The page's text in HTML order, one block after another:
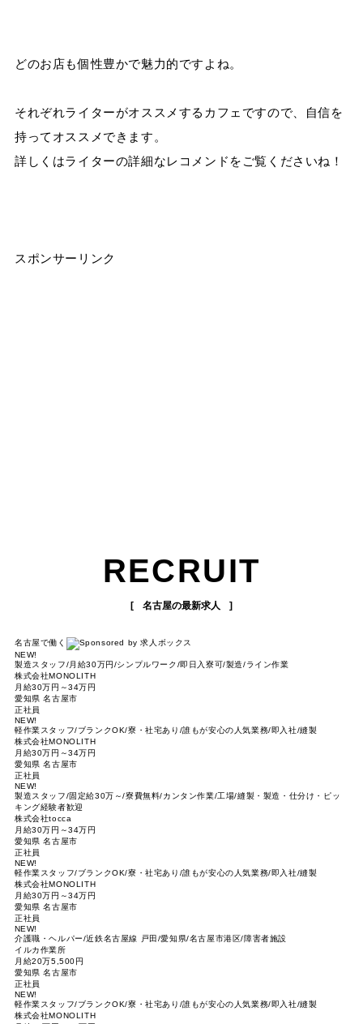
どのお店も個性豊かで魅力的ですよね。
それぞれライターがオススメするカフェですので、自信を
持ってオススメできます。
詳しくはライターの詳細なレコメンドをご覧くださいね！
スポンサーリンク
RECRUIT
名古屋の最新求人
名古屋で働く
NEW!
製造スタッフ/月給30万円/シンプルワーク/即日入寮可/製造/ライン作業
株式会社MONOLITH
月給30万円～34万円
愛知県 名古屋市
正社員
NEW!
軽作業スタッフ/ブランクOK/寮・社宅あり/誰もが安心の人気業務/即入社/縫製
株式会社MONOLITH
月給30万円～34万円
愛知県 名古屋市
正社員
NEW!
製造スタッフ/固定給30万～/寮費無料/カンタン作業/工場/縫製・製造・仕分け・ピッ
キング経験者歓迎
株式会社tocca
月給30万円～34万円
愛知県 名古屋市
正社員
NEW!
軽作業スタッフ/ブランクOK/寮・社宅あり/誰もが安心の人気業務/即入社/縫製
株式会社MONOLITH
月給30万円～34万円
愛知県 名古屋市
正社員
NEW!
介護職・ヘルパー/近鉄名古屋線 戸田/愛知県/名古屋市港区/障害者施設
イルカ作業所
月給20万5,500円
愛知県 名古屋市
正社員
NEW!
軽作業スタッフ/ブランクOK/寮・社宅あり/誰もが安心の人気業務/即入社/縫製
株式会社MONOLITH